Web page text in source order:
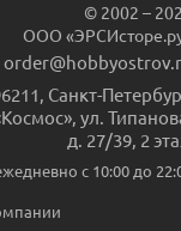
© 2002 –
ООО
, Санкт-
ул.
д. 27/39, 2
c 10:00 до